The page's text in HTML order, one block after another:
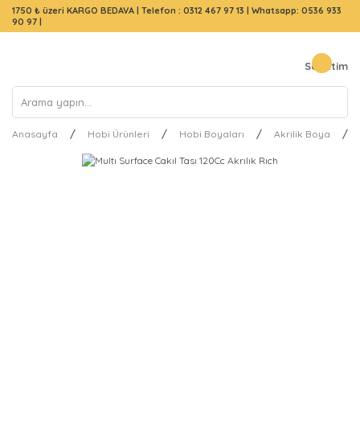
1750 ₺ üzeri KARGO BEDAVA | Telefon : 0312 467 97 13 | Whatsapp: 0536 933
90 97 |
Sepetim
Anasayfa Hobi Ürünleri Hobi Boyaları Akrilik Boya